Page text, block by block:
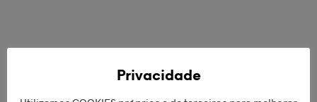
Privacidade